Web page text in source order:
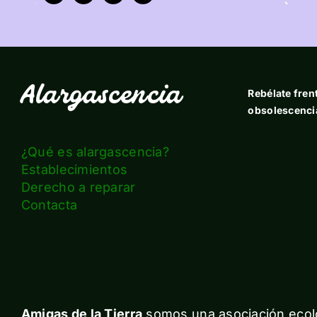
Alargascencia
Rebélate
¿Qué es alargascencia?
Establecimientos
Derecho a reparar
Contacta
Amigas de la Tierra somos una asociación